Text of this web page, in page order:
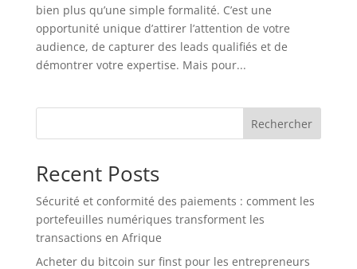
bien plus qu’une simple formalité. C’est une
opportunité unique d’attirer l’attention de votre
audience, de capturer des leads qualifiés et de
démontrer votre expertise. Mais pour...
Rechercher
Recent Posts
Sécurité et conformité des paiements : comment les
portefeuilles numériques transforment les
transactions en Afrique
Acheter du bitcoin sur finst pour les entrepreneurs